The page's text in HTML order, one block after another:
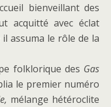
bienveillant des
acquitté avec éclat
assuma le rôle de la
folklorique des Gas
le premier numéro
mélange hétéroclite